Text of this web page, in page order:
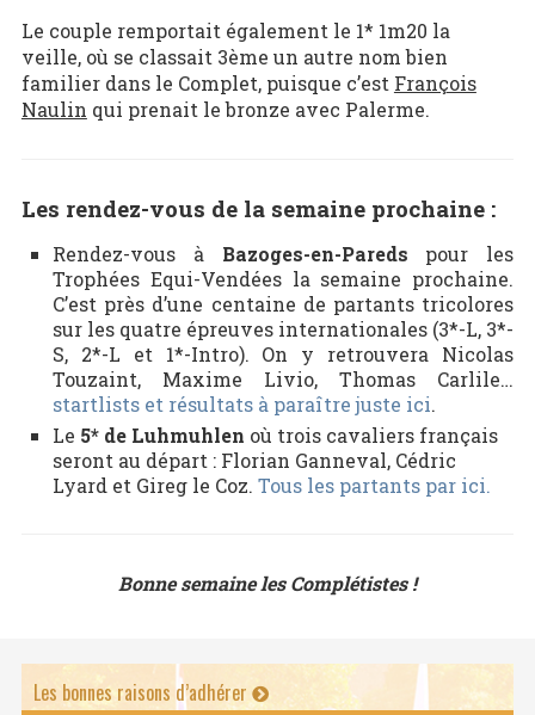
Le couple remportait également le 1* 1m20 la
veille, où se classait 3ème un autre nom bien
familier dans le Complet, puisque c’est François
Naulin qui prenait le bronze avec Palerme.
Les rendez-vous de la semaine prochaine :
Rendez-vous à Bazoges-en-Pareds pour les
Trophées Equi-Vendées la semaine prochaine.
C’est près d’une centaine de partants tricolores
sur les quatre épreuves internationales (3*-L, 3*-
S, 2*-L et 1*-Intro). On y retrouvera Nicolas
Touzaint, Maxime Livio, Thomas Carlile…
startlists et résultats à paraître juste ici.
Le 5* de Luhmuhlen où trois cavaliers français
seront au départ : Florian Ganneval, Cédric
Lyard et Gireg le Coz. Tous les partants par ici.
Bonne semaine les Complétistes !
Les bonnes raisons d’adhérer